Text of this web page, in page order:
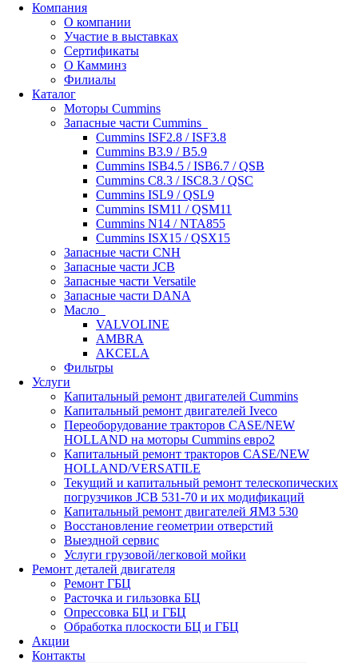
Компания
О компании
Участие в выставках
Сертификаты
О Камминз
Филиалы
Каталог
Моторы Cummins
Запасные части Cummins
Cummins ISF2.8 / ISF3.8
Cummins B3.9 / B5.9
Cummins ISB4.5 / ISB6.7 / QSB
Cummins C8.3 / ISC8.3 / QSC
Cummins ISL9 / QSL9
Cummins ISM11 / QSM11
Cummins N14 / NTA855
Cummins ISX15 / QSX15
Запасные части CNH
Запасные части JCB
Запасные части Versatile
Запасные части DANA
Масло
VALVOLINE
AMBRA
AKCELA
Фильтры
Услуги
Капитальный ремонт двигателей Cummins
Капитальный ремонт двигателей Iveco
Переоборудование тракторов CASE/NEW
HOLLAND на моторы Cummins евро2
Капитальный ремонт тракторов CASE/NEW
HOLLAND/VERSATILE
Текущий и капитальный ремонт телескопических
погрузчиков JCB 531-70 и их модификаций
Капитальный ремонт двигателей ЯМЗ 530
Восстановление геометрии отверстий
Выездной сервис
Услуги грузовой/легковой мойки
Ремонт деталей двигателя
Ремонт ГБЦ
Расточка и гильзовка БЦ
Опрессовка БЦ и ГБЦ
Обработка плоскости БЦ и ГБЦ
Акции
Контакты